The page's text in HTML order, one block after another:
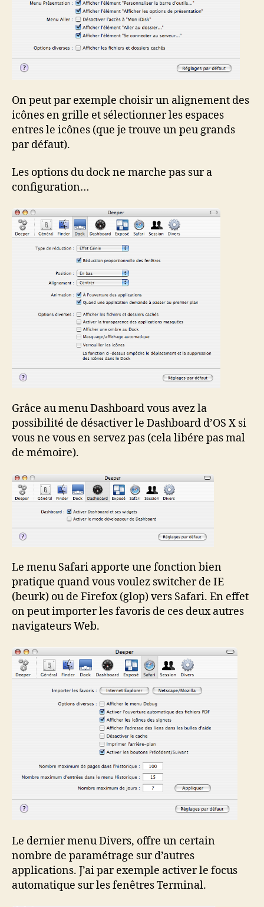
On peut par exemple choisir un alignement des
icônes en grille et sélectionner les espaces
entres le icônes (que je trouve un peu grands
par défaut).
Les options du dock ne marche pas sur a
configuration…
Grâce au menu Dashboard vous avez la
possibilité de désactiver le Dashboard d’OS X si
vous ne vous en servez pas (cela libére pas mal
de mémoire).
Le menu Safari apporte une fonction bien
pratique quand vous voulez switcher de IE
(beurk) ou de Firefox (glop) vers Safari. En effet
on peut importer les favoris de ces deux autres
navigateurs Web.
Le dernier menu Divers, offre un certain
nombre de paramétrage sur d’autres
applications. J’ai par exemple activer le focus
automatique sur les fenêtres Terminal.